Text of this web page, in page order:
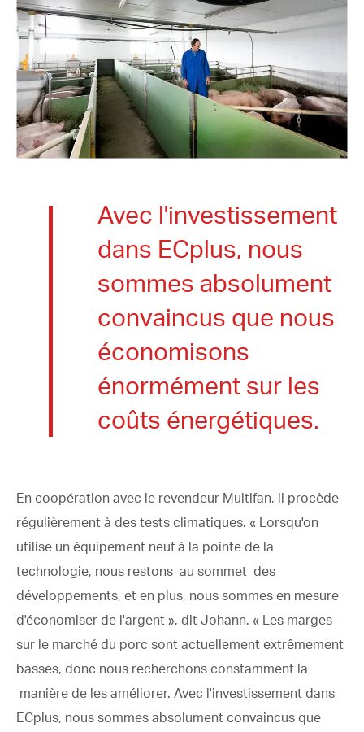
Avec l'investissement
dans ECplus, nous
sommes absolument
convaincus que nous
économisons
énormément sur les
coûts énergétiques.
En coopération avec le revendeur Multifan, il procède
régulièrement à des tests climatiques. « Lorsqu'on
utilise un équipement neuf à la pointe de la
technologie, nous restons au sommet des
développements, et en plus, nous sommes en mesure
d'économiser de l'argent », dit Johann. « Les marges
sur le marché du porc sont actuellement extrêmement
basses, donc nous recherchons constamment la
manière de les améliorer. Avec l'investissement dans
ECplus, nous sommes absolument convaincus que